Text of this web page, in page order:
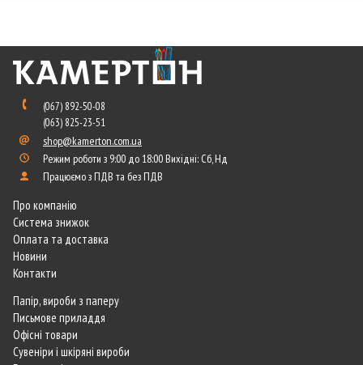
(067) 892-50-08
(063) 825-23-51
shop@kamerton.com.ua
Режим роботи з 9:00 до 18:00 Вихідні: Сб, Нд
Працюємо з ПДВ та без ПДВ
Про компанію
Система знижок
Оплата та доставка
Новини
Контакти
Папір, вироби з паперу
Письмове приладдя
Офісні товари
Сувеніри і шкіряні вироби